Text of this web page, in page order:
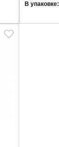
В упаковке: